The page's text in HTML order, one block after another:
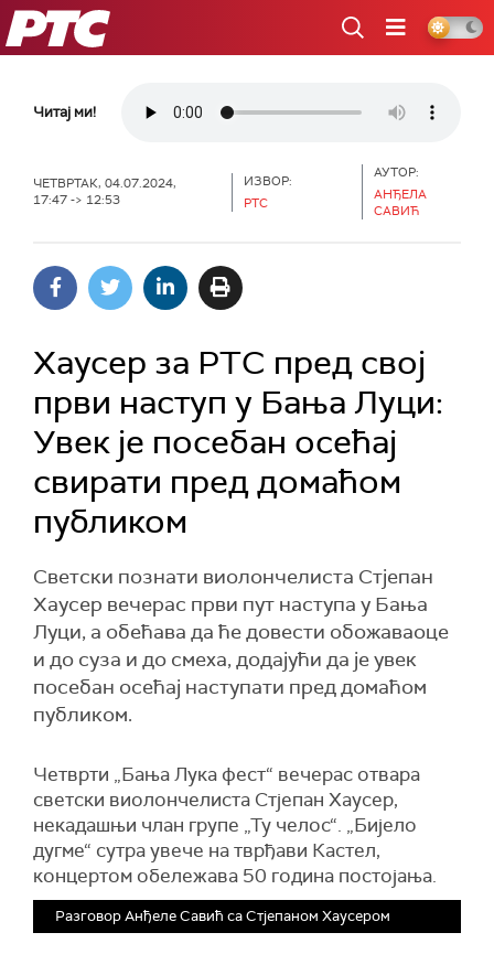
РТС
Читај ми!
ЧЕТВРТАК, 04.07.2024,
17:47 -> 12:53
ИЗВОР:
РТС
АУТОР:
АНЂЕЛА
САВИЋ
Хаусер за РТС пред свој
први наступ у Бања Луци:
Увек је посебан осећај
свирати пред домаћом
публиком
Светски познати виолончелиста Стјепан
Хаусер вечерас први пут наступа у Бања
Луци, а обећава да ће довести обожаваоце
и до суза и до смеха, додајући да је увек
посебан осећај наступати пред домаћом
публиком.
Четврти „Бања Лука фест“ вечерас отвара
светски виолончелиста Стјепан Хаусер,
некадашњи члан групе „Ту челос“. „Бијело
дугме“ сутра увече на тврђави Кастел,
концертом обележава 50 година постојања.
Разговор Анђеле Савић са Стјепаном Хаусером